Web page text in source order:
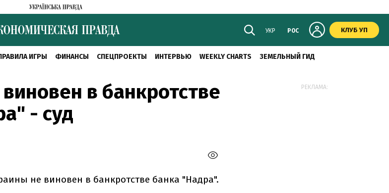
УКР РОС КЛУБ УП
ИГРЫ ФИНАНСЫ СПЕЦПРОЕКТЫ ИНТЕРВЬЮ WEEKLY CHARTS ЗЕМЕЛЬНЫЙ ГИД
в банкротстве
- суд
не виновен в банкротстве банка "Надра".
РЕКЛАМА: